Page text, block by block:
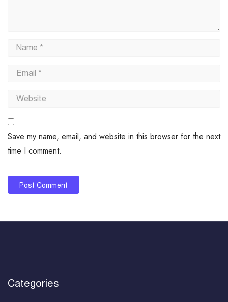
Save my name, email, and website in this browser for the next
time I comment.
Categories